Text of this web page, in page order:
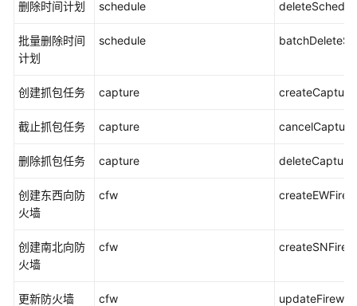
CTS
CFW
作
件
支
审
CFW
删除时间计划 schedule
批量删除时间
计划
schedule
创建抓包任务 capture
截止抓包任务 capture
删除抓包任务 capture
创建东西向防
火墙
cfw
创建南北向防
火墙
cfw
更新防火墙 cfw